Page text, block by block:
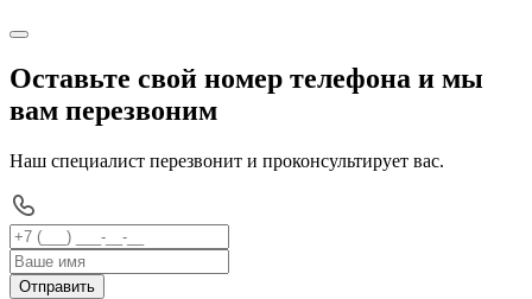
Оставьте свой номер телефона и мы
вам перезвоним
Наш специалист перезвонит и проконсультирует вас.
Отправить